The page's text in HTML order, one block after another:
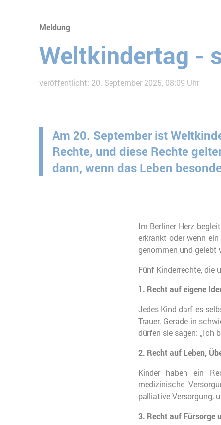
Meldung
Weltkindertag -
veröffentlicht: 20. September 2025, 08:09 Uhr
Am 20. September ist
Rechte, und diese Rechte
dann, wenn das Leben
Im Berliner Herz
erkrankt oder wenn
genommen und gelebt
Fünf Kinderrechte, die
1. Recht auf eigene
Jedes Kind darf es
Trauer. Gerade in
dürfen sie sagen: „Ich
2. Recht auf Leben,
Kinder haben ein
medizinische
palliative Versorgung,
3. Recht auf Fürsorge